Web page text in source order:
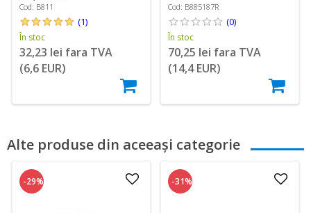
Cod: B811
(1)
În stoc
32,23 lei fara TVA
(6,6 EUR)
Cod: B885187R
(0)
În stoc
70,25 lei fara TVA
(14,4 EUR)
Alte produse din aceeași categorie
-29% -31%